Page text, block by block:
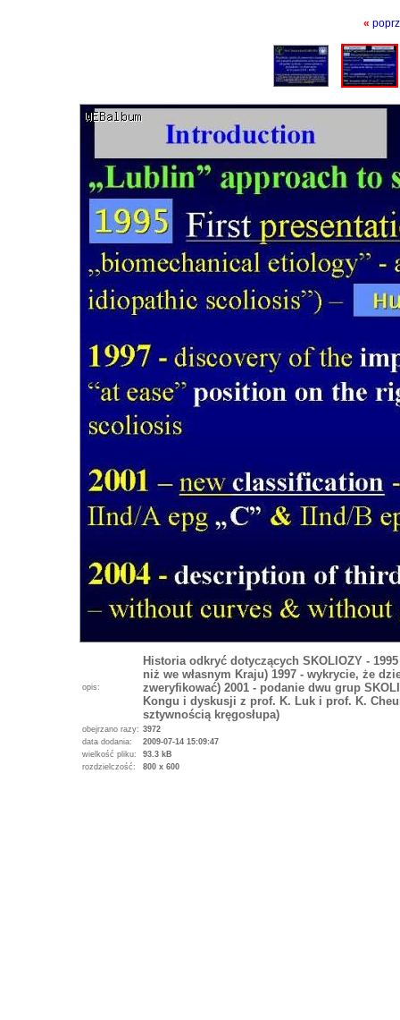
«
opis:
Historia odkryć dotyczących SKOLIOZY -
niż we własnym Kraju) 1997 - wykrycie, że
zweryfikować) 2001 - podanie dwu grup
Kongu i dyskusji z prof. K. Luk i prof. K.
sztywnością kręgosłupa)
obejrzano razy: 3972
data dodania:
2009-07-14 15:09:47
wielkość pliku:
93.3 kB
rozdzielczość:
800 x 600